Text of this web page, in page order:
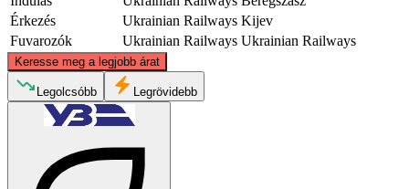
Érkezés
Ukrainian Railways Kijev
Fuvarozók
Ukrainian Railways Ukrainian Railways
Keresse meg a legjobb árat
© CARTO, ©OpenStreetMapcontributors
Legolcsóbb Legrövidebb